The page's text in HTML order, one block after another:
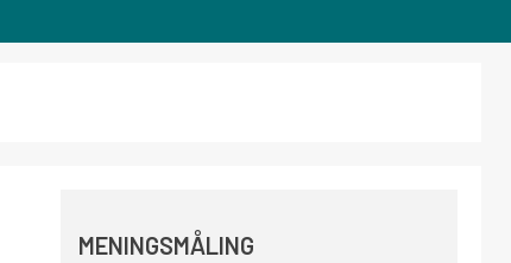
MENINGSMÅLING